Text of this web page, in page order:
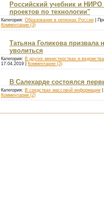
Российский учебник и
проектов по технологии"
Категория: Образование в регионах России |
Комментарии (3)
Татьяна Голикова
уволиться
Категория: В других министерствах и
17.04.2019
Комментарии (3)
В Салехарде состоялся
Категория: В средствах массовой информации
Комментарии (2)